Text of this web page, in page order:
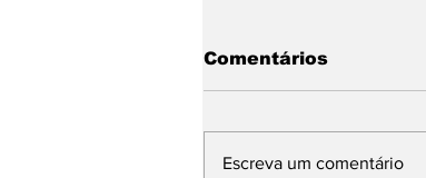
Comentários
Escreva um comentário